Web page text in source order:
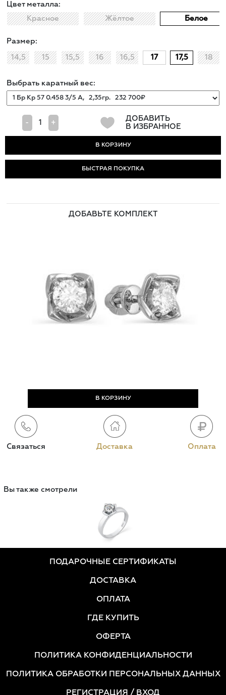
Цвет металла:
Красное Жёлтое Белое
Размер:
14,5 15 15,5 16 16,5 17 17,5 18
Выбрать каратный вес:
- +
ДОБАВИТЬ
В ИЗБРАННОЕ
БЫСТРАЯ ПОКУПКА
ДОБАВЬТЕ КОМПЛЕКТ
Связаться Доставка Оплата
Вы также смотрели
ПОДАРОЧНЫЕ СЕРТИФИКАТЫ
ДОСТАВКА
ОПЛАТА
ГДЕ КУПИТЬ
ОФЕРТА
ПОЛИТИКА КОНФИДЕНЦИАЛЬНОСТИ
ПОЛИТИКА ОБРАБОТКИ ПЕРСОНАЛЬНЫХ ДАННЫХ
РЕГИСТРАЦИЯ / ВХОД